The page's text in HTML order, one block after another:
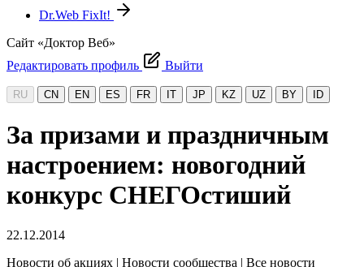
Dr.Web FixIt!
Сайт «Доктор Веб»
Редактировать профиль
Выйти
RU CN EN ES FR IT JP KZ UZ BY ID
За призами и праздничным
настроением: новогодний
конкурс СНЕГОстиший
22.12.2014
Новости об акциях | Новости сообщества | Все новости